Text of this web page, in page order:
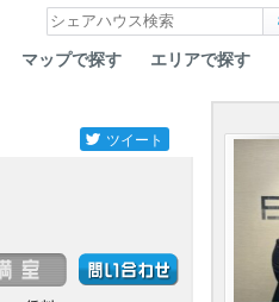
マップで探す エリアで探す
ツイート